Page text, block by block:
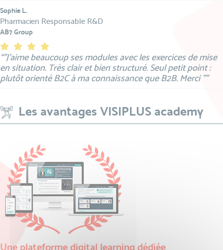
Sophie L.
Pharmacien Responsable R&D
AB7 Group
“"J'aime beaucoup ses modules avec les exercices de mise
en situation. Très clair et bien structuré. Seul petit point :
plutôt orienté B2C à ma connaissance que B2B. Merci "”
Les avantages VISIPLUS academy
Une plateforme digital learning dédiée